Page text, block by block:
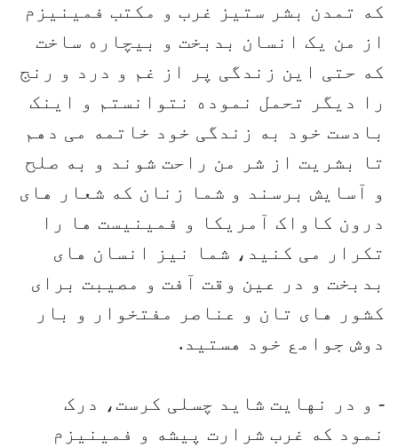
که تمدن بشر ستیز غرب و مکتب فمینیزم
از من یک انسان بدبخت و بیچاره ساخت
که حتی این زندگی پر از غم و درد و رنج
را دیگر تحمل نموده نتوانستم و اینک
بادست خود به زندگی خود خاتمه می دهم
تا بشریت از شر من راحت شوند و به صلح
و آسایش برسند و شما زنان که شعار های
درون کاواک آمریکا و فمینیست ها را
تکرار می کنید، شما نیز انسان های
بدبخت و در عین وقت آفت و مصیبت برای
کشور های تان و عناصر مفتخوار و بار
دوش جوامع خود هستید.
- و در نهایت شاید چسلی کرست، درک
نمود که غرب شرارت پیشه و فمینیزم